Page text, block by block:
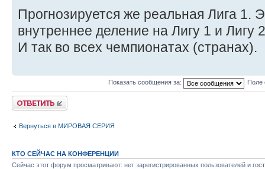
Прогнозируется же реальная Лига 1.
внутреннее деление на Лигу 1 и Лигу
И так во всех чемпионатах (странах).
Показать сообщения за: Поле
Ответить
Вернуться в МИРОВАЯ СЕРИЯ
КТО СЕЙЧАС НА КОНФЕРЕНЦИИ
Сейчас этот форум просматривают: нет зарегистрированных пользователей и